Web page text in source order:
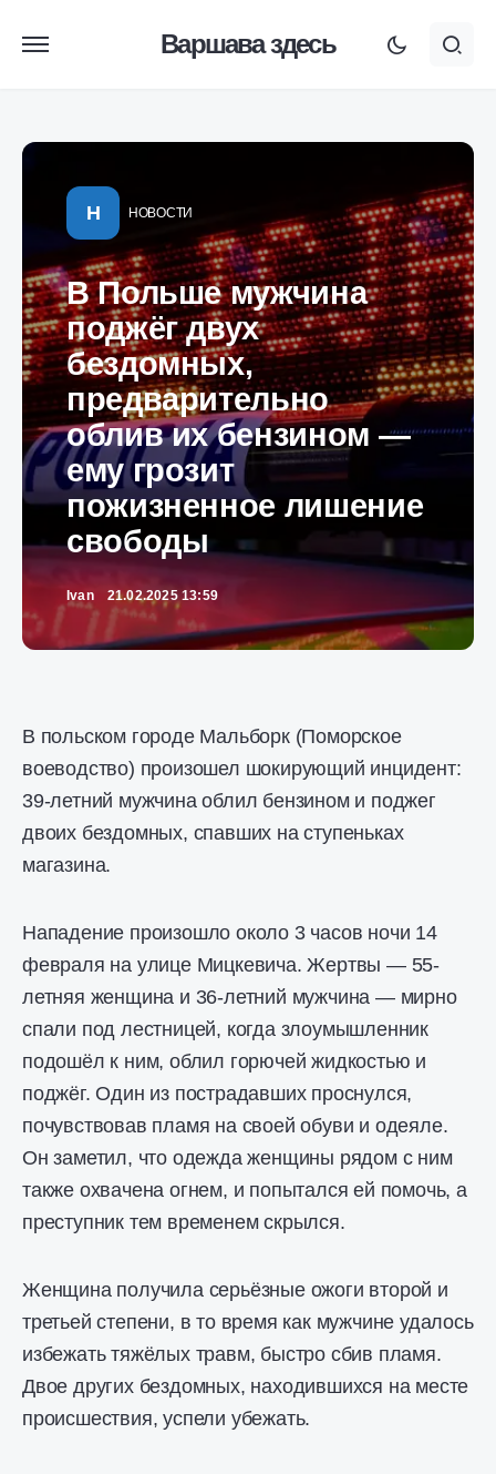
Варшава здесь
Н НОВОСТИ
В Польше мужчина
поджёг двух
бездомных,
предварительно
облив их бензином —
ему грозит
пожизненное лишение
свободы
Ivan 21.02.2025 13:59
В польском городе Мальборк (Поморское
воеводство) произошел шокирующий инцидент:
39-летний мужчина облил бензином и поджег
двоих бездомных, спавших на ступеньках
магазина.
Нападение произошло около 3 часов ночи 14
февраля на улице Мицкевича. Жертвы — 55-
летняя женщина и 36-летний мужчина — мирно
спали под лестницей, когда злоумышленник
подошёл к ним, облил горючей жидкостью и
поджёг. Один из пострадавших проснулся,
почувствовав пламя на своей обуви и одеяле.
Он заметил, что одежда женщины рядом с ним
также охвачена огнем, и попытался ей помочь, а
преступник тем временем скрылся.
Женщина получила серьёзные ожоги второй и
третьей степени, в то время как мужчине удалось
избежать тяжёлых травм, быстро сбив пламя.
Двое других бездомных, находившихся на месте
происшествия, успели убежать.